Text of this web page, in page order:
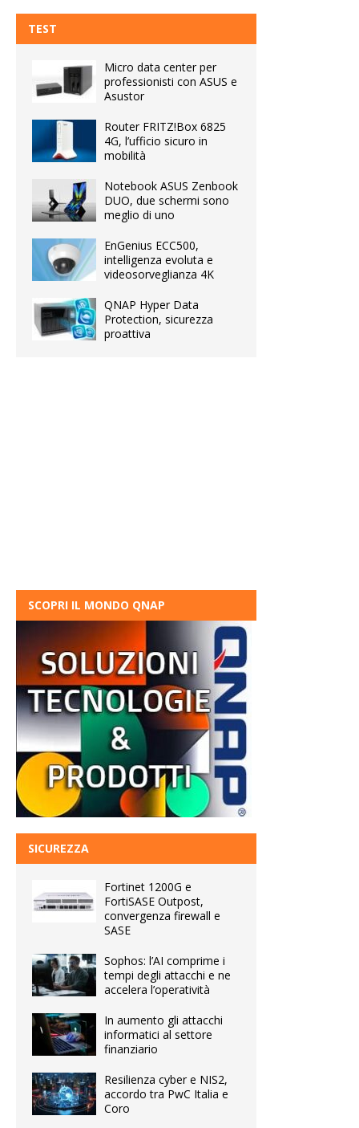
TEST
Micro data center per
professionisti con ASUS e
Asustor
Router FRITZ!Box 6825
4G, l’ufficio sicuro in
mobilità
Notebook ASUS Zenbook
DUO, due schermi sono
meglio di uno
EnGenius ECC500,
intelligenza evoluta e
videosorveglianza 4K
QNAP Hyper Data
Protection, sicurezza
proattiva
SCOPRI IL MONDO QNAP
SICUREZZA
Fortinet 1200G e
FortiSASE Outpost,
convergenza firewall e
SASE
Sophos: l’AI comprime i
tempi degli attacchi e ne
accelera l’operatività
In aumento gli attacchi
informatici al settore
finanziario
Resilienza cyber e NIS2,
accordo tra PwC Italia e
Coro